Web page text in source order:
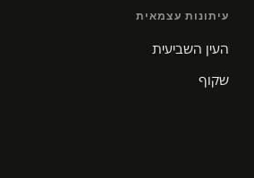
עיתונות עצמאית
העין השביעית
שקוף